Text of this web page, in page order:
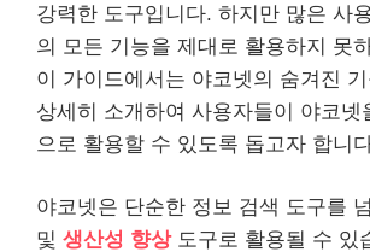
강력한 도구입니다. 하지만 많은 사
의 모든 기능을 제대로 활용하지 못
이 가이드에서는 야코넷의 숨겨진
상세히 소개하여 사용자들이 야코넷
으로 활용할 수 있도록 돕고자 합니
야코넷은 단순한 정보 검색 도구를
및 생산성 향상도구로 활용될 수 있